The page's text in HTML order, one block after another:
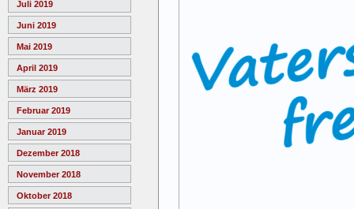
Juli 2019
Juni 2019
Mai 2019
April 2019
März 2019
Februar 2019
Januar 2019
Dezember 2018
November 2018
Oktober 2018